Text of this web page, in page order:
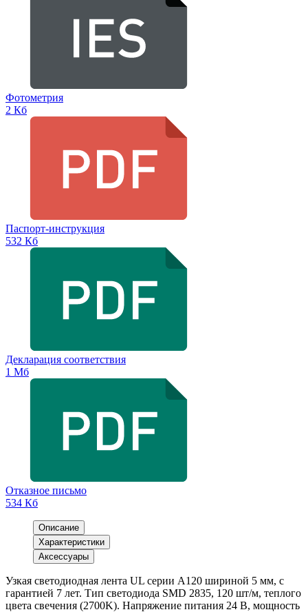
Фотометрия
2 Кб
Паспорт-инструкция
532 Кб
Декларация соответствия
1 Мб
Отказное письмо
534 Кб
Описание
Характеристики
Аксессуары
Узкая светодиодная лента UL серии A120 шириной 5 мм, с
гарантией 7 лет. Тип светодиода SMD 2835, 120 шт/м, теплого
цвета свечения (2700K). Напряжение питания 24 В, мощность